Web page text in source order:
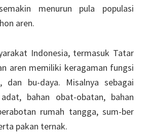
menurun pula populasi
aren.
Indonesia, termasuk Tatar
aren memiliki keragaman fungsi
dan bu-daya. Misalnya sebagai
bahan obat-obatan, bahan
rumah tangga, sum-ber
pakan ternak.